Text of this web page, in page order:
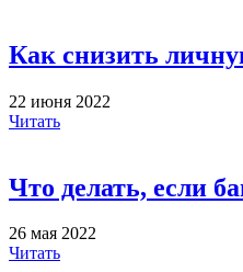
Как снизить
22 июня 2022
Читать
Что делать, если
26 мая 2022
Читать